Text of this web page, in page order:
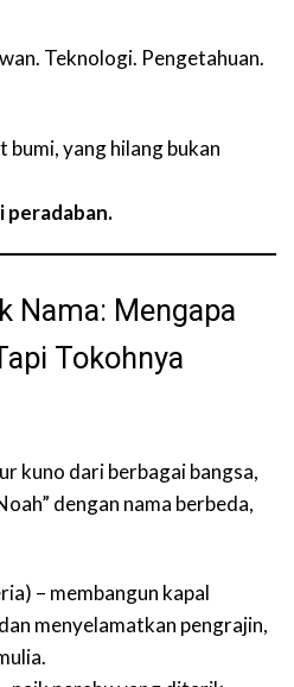
Teknologi. Pengetahuan.
bumi, yang hilang bukan
peradaban.
Nama: Mengapa
Tokohnya
kuno dari berbagai bangsa,
dengan nama berbeda,
– membangun kapal
menyelamatkan pengrajin,